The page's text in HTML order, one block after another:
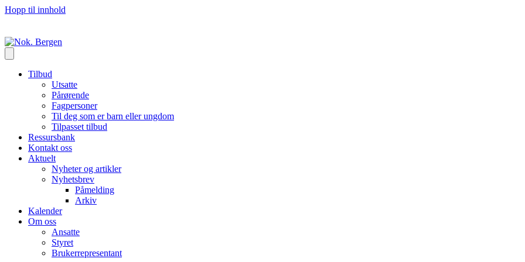
Hopp til innhold
Tilbud
Utsatte
Pårørende
Fagpersoner
Til deg som er barn eller ungdom
Tilpasset tilbud
Ressursbank
Kontakt oss
Aktuelt
Nyheter og artikler
Nyhetsbrev
Påmelding
Arkiv
Kalender
Om oss
Ansatte
Styret
Brukerrepresentant